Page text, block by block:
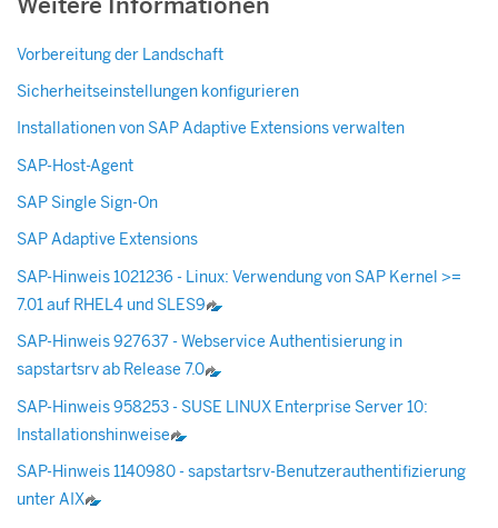
Vorbereitung der Landschaft
Sicherheitseinstellungen konfigurieren
Installationen von SAP Adaptive Extensions verwalten
SAP-Host-Agent
SAP Single Sign-On
SAP Adaptive Extensions
SAP-Hinweis 1021236 - Linux: Verwendung von SAP Kernel >=
7.01 auf RHEL4 und SLES9
SAP-Hinweis 927637 - Webservice Authentisierung in
sapstartsrv ab Release 7.0
SAP-Hinweis 958253 - SUSE LINUX Enterprise Server 10:
Installationshinweise
SAP-Hinweis 1140980 - sapstartsrv-Benutzerauthentifizierung
unter AIX